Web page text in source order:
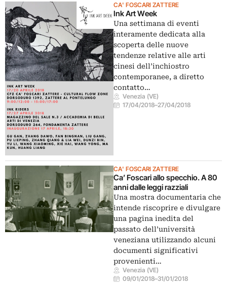
CA' FOSCARI ZATTERE
Ink Art Week
Una settimana di eventi
interamente dedicata alla
scoperta delle nuove
tendenze relative alle arti
cinesi dell’inchiostro
contemporanee, a diretto
contatto…
Venezia (VE)
17/04/2018–27/04/2018
CA' FOSCARI ZATTERE
Ca’ Foscari allo specchio. A 80
anni dalle leggi razziali
Una mostra documentaria che
intende riscoprire e divulgare
una pagina inedita del
passato dell’università
veneziana utilizzando alcuni
documenti significativi
provenienti…
Venezia (VE)
09/01/2018–31/01/2018